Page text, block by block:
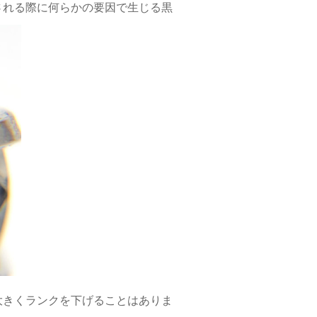
る際に何らかの要因で生じる黒
くランクを下げることはありま